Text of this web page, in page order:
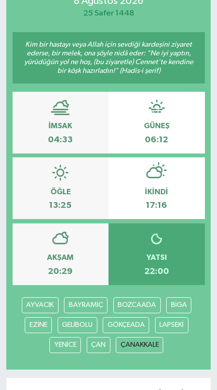
25 Safer 1448
Kim bir hastayı veya Allah için sevdiği kardeşini ziyaret
ederse, bir melek, ona şöyle nidâ eder: "Ne iyi yaptın,
yürüdüğün yol ne hoş, (bu ziyaretle) Cennet'te kendine
bir köşk hazırladın!" (Hadis-i şerif)
İMSAK
04:33
GÜNEŞ
06:12
ÖĞLE
13:25
İKINDI
17:16
AKŞAM
20:29
YATSI
22:00
AYVACIK BAYRAMİÇ BOZCAADA BİGA
EZİNE GELİBOLU GÖKÇEADA LAPSEKİ
YENİCE ÇAN ÇANAKKALE
Sağlık
Siyaset
Spor
Gizlilik Sözleşmesi
İletişim